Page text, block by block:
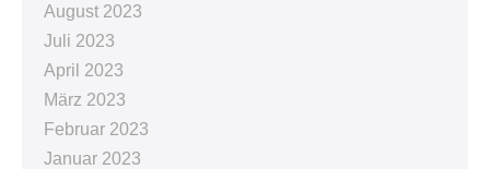
August 2023
Juli 2023
April 2023
März 2023
Februar 2023
Januar 2023